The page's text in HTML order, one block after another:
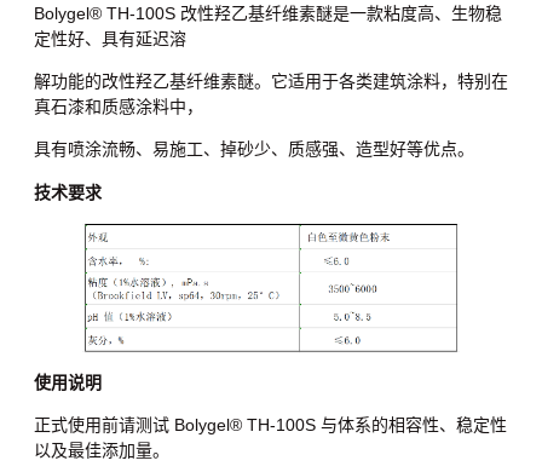
Bolygel® TH-100S 改性羟乙基纤维素醚是一款粘度高、生物稳
定性好、具有延迟溶
解功能的改性羟乙基纤维素醚。它适用于各类建筑涂料，特别在
真石漆和质感涂料中，
具有喷涂流畅、易施工、掉砂少、质感强、造型好等优点。
技术要求
使用说明
正式使用前请测试 Bolygel® TH-100S 与体系的相容性、稳定性
以及最佳添加量。